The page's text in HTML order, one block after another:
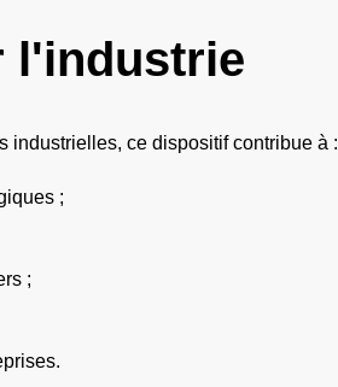
l'industrie
industrielles, ce dispositif contribue à :
;
;